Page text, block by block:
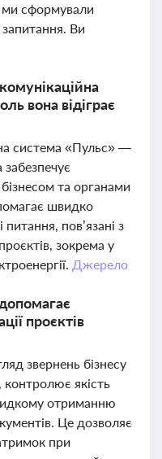
ми сформували
запитання. Ви
вона відіграє
система «Пульс» —
та органами
швидко
пов’язані з
зокрема у
Джерело
проєктів
звернень бізнесу
якість
отриманню
Це дозволяє
при